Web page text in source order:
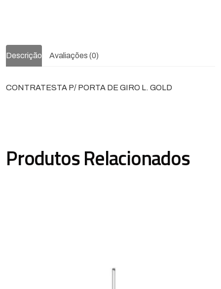
Descrição Avaliações (0)
CONTRATESTA P/ PORTA DE GIRO L. GOLD
Produtos Relacionados